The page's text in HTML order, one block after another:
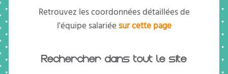
Retrouvez les coordonnées détaillées de
l'équipe salariée sur cette page
Rechercher dans tout le site